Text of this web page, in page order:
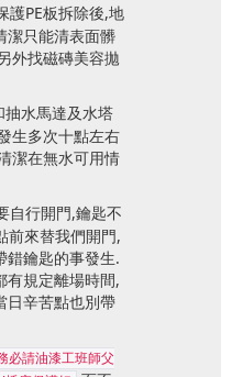
護PE板拆除後,地
潔只能清表面髒
外找磁磚美容拋
水馬達及水塔
生多次十點左右
潔在無水可用情
自行開門,鑰匙不
前來替我們開門,
錯鑰匙的事發生.
有規定離場時間,
日辛苦點也別帶
必請油漆工班師父